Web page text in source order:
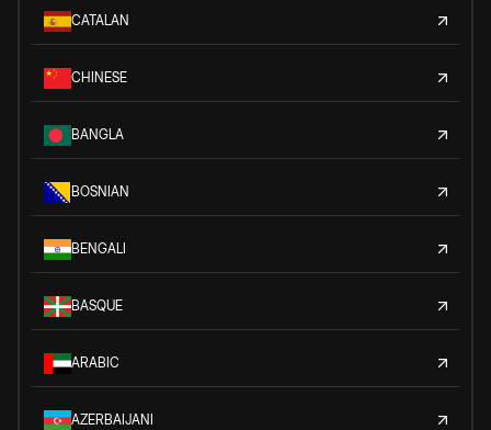
CATALAN
CHINESE
BANGLA
BOSNIAN
BENGALI
BASQUE
ARABIC
AZERBAIJANI